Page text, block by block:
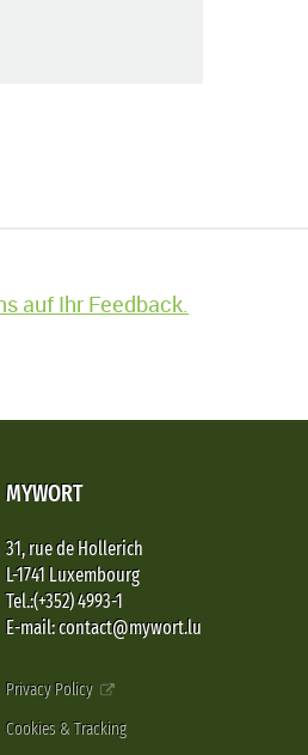
auf Ihr Feedback.
MYWORT
31, rue de Hollerich
L-1741 Luxembourg
Tel.:(+352) 4993-1
E-mail: contact@mywort.lu
Privacy Policy
Cookies & Tracking